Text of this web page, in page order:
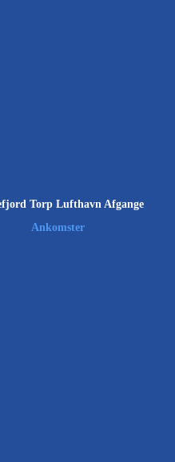
Torp Lufthavn Afgange
Ankomster